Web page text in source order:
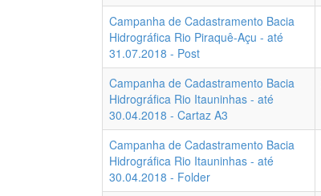
Campanha de Cadastramento Bacia
Hidrográfica Rio Piraquê-Açu - até
31.07.2018 - Post
Campanha de Cadastramento Bacia
Hidrográfica Rio Itauninhas - até
30.04.2018 - Cartaz A3
Campanha de Cadastramento Bacia
Hidrográfica Rio Itauninhas - até
30.04.2018 - Folder